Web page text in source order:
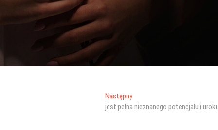
NastępnyNastępny
wpis:
jest pełna nieznanego potencjału i uroku